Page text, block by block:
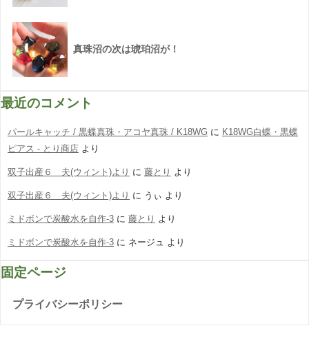
真珠沼の次は琥珀沼が！
最近のコメント
パールキャッチ / 黒蝶真珠・アコヤ真珠 / K18WG に K18WG白蝶・黒蝶
ピアス - とり商店 より
双子出産６ 夫(ウィント)より に 藤とり より
双子出産６ 夫(ウィント)より に うぃ より
ミドボンで炭酸水を自作-3 に 藤とり より
ミドボンで炭酸水を自作-3 に ネージュ より
固定ページ
プライバシーポリシー